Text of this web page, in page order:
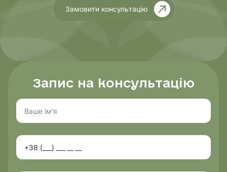
Замовити консультацію
Запис на консультацію